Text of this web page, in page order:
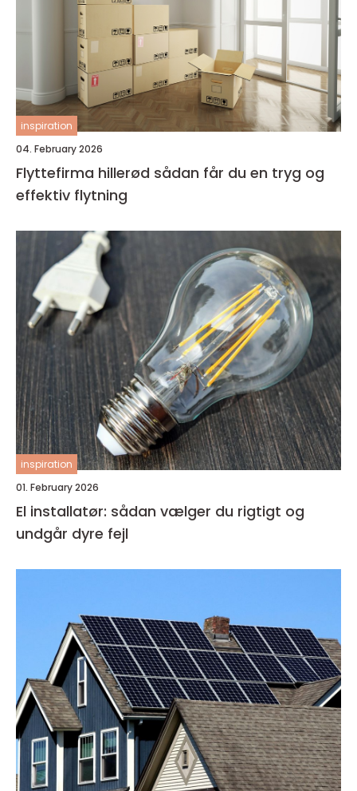
inspiration
04. February 2026
Flyttefirma hillerød sådan får du en tryg og
effektiv flytning
inspiration
01. February 2026
El installatør: sådan vælger du rigtigt og
undgår dyre fejl